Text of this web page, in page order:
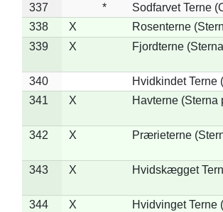
337
*
Sodfarvet Terne
338
X
Rosenterne
339
X Fjordterne
340
Hvidkindet Terne
341
X Havterne (Sterna
342 X Prærieterne
343 X Hvidskægget
344 X Hvidvinget Terne